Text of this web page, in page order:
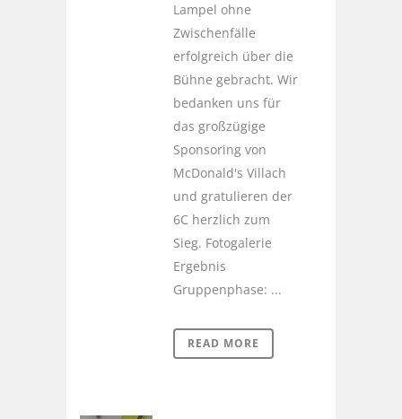
Lampel ohne
Zwischenfälle
erfolgreich über die
Bühne gebracht. Wir
bedanken uns für
das großzügige
Sponsoring von
McDonald's Villach
und gratulieren der
6C herzlich zum
Sieg. Fotogalerie
Ergebnis
Gruppenphase: ...
READ MORE